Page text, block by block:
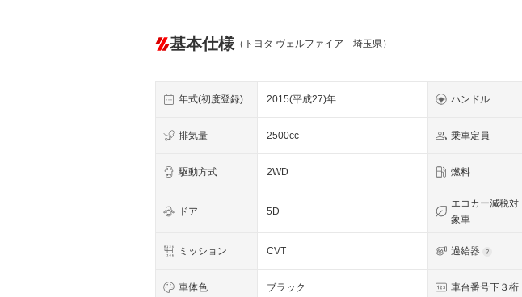
基本仕様 （トヨタ ヴェルファイア 埼玉県）
年式(初度登録) 2015(平成27)年 ハンドル
排気量 2500cc 乗車定員
駆動方式 2WD 燃料
ドア 5D
エコカー減税対
象車
ミッション CVT 過給器
車体色 ブラック 車台番号下３桁